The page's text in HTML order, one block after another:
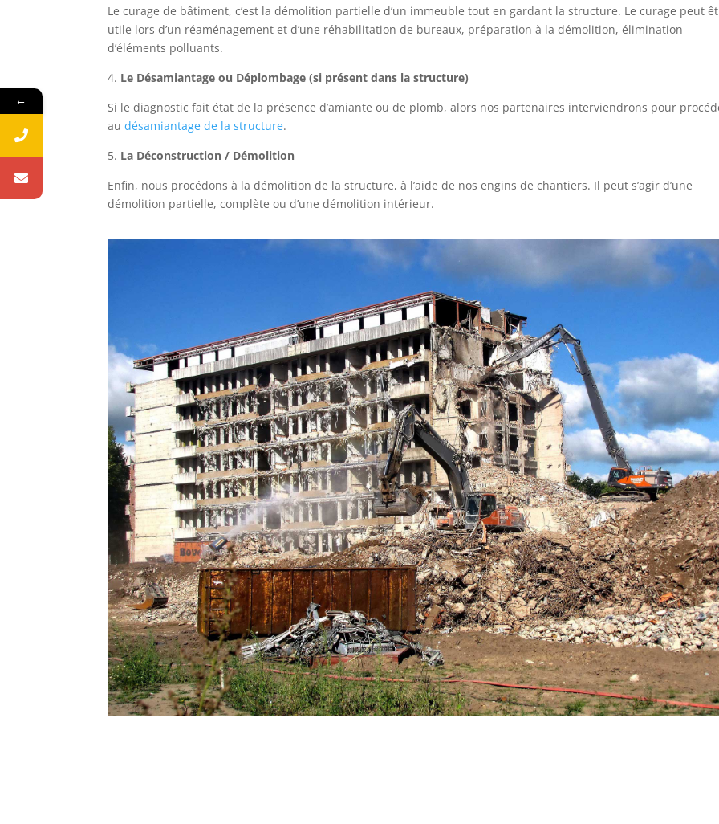
Le curage de bâtiment, c’est la démolition partielle d’un immeuble tout en gardant la structure. Le curage peut
utile lors d’un réaménagement et d’une réhabilitation de bureaux, préparation à la démolition, élimination
d’éléments polluants.
4. Le Désamiantage ou Déplombage (si présent dans la structure)
Si le diagnostic fait état de la présence d’amiante ou de plomb, alors nos partenaires interviendrons pour
au désamiantage de la structure.
5. La Déconstruction / Démolition
Enfin, nous procédons à la démolition de la structure, à l’aide de nos engins de chantiers. Il peut s’agir d’une
démolition partielle, complète ou d’une démolition intérieur.
←